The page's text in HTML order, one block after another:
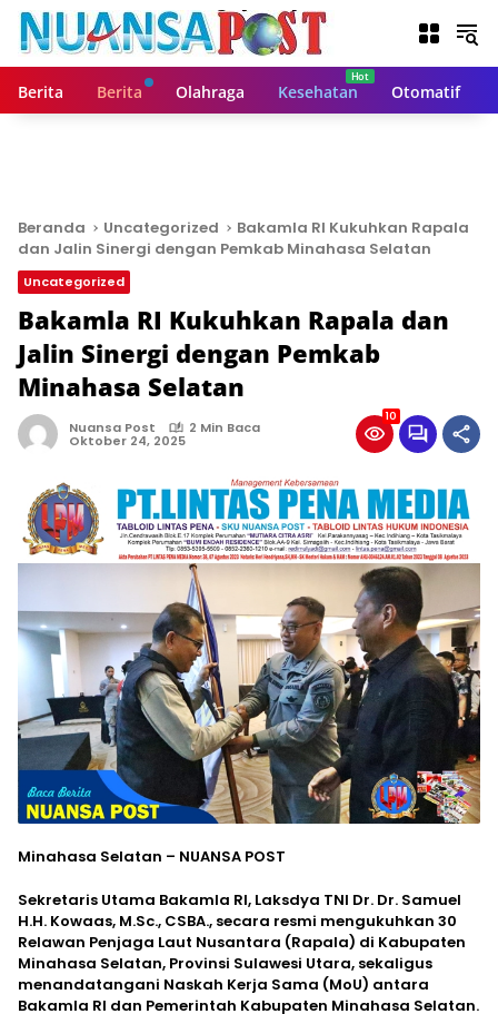
Berita Berita Olahraga Kesehatan Otomatif
Beranda Uncategorized
Bakamla RI Kukuhkan Rapala
dan Jalin Sinergi dengan Pemkab Minahasa Selatan
Uncategorized
Bakamla RI Kukuhkan Rapala dan
Jalin Sinergi dengan Pemkab
Minahasa Selatan
Nuansa Post 2 Min Baca
Oktober 24, 2025
10
Minahasa Selatan – NUANSA POST
Sekretaris Utama Bakamla RI, Laksdya TNI Dr. Dr. Samuel
H.H. Kowaas, M.Sc., CSBA., secara resmi mengukuhkan 30
Relawan Penjaga Laut Nusantara (Rapala) di Kabupaten
Minahasa Selatan, Provinsi Sulawesi Utara, sekaligus
menandatangani Naskah Kerja Sama (MoU) antara
Bakamla RI dan Pemerintah Kabupaten Minahasa Selatan.